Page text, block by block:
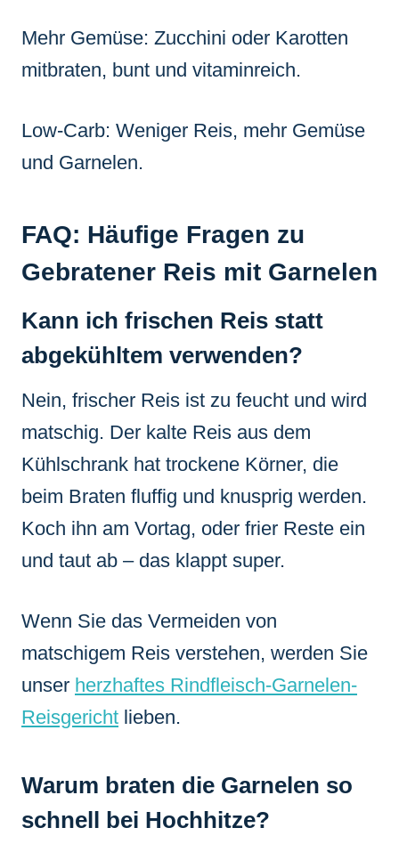
Mehr Gemüse: Zucchini oder Karotten
mitbraten, bunt und vitaminreich.
Low-Carb: Weniger Reis, mehr Gemüse
und Garnelen.
FAQ: Häufige Fragen zu
Gebratener Reis mit Garnelen
Kann ich frischen Reis statt
abgekühltem verwenden?
Nein, frischer Reis ist zu feucht und wird
matschig. Der kalte Reis aus dem
Kühlschrank hat trockene Körner, die
beim Braten fluffig und knusprig werden.
Koch ihn am Vortag, oder frier Reste ein
und taut ab – das klappt super.
Wenn Sie das Vermeiden von
matschigem Reis verstehen, werden Sie
unser herzhaftes Rindfleisch-Garnelen-
Reisgericht lieben.
Warum braten die Garnelen so
schnell bei Hochhitze?